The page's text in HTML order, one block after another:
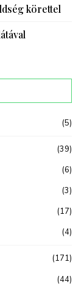
körettel
(5)
(39)
(6)
(3)
(17)
(4)
(171)
(44)